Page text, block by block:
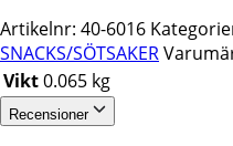
Artikelnr: 40-6016
SNACKS/SÖTSAKER
Vikt0.065 kg
Recensioner